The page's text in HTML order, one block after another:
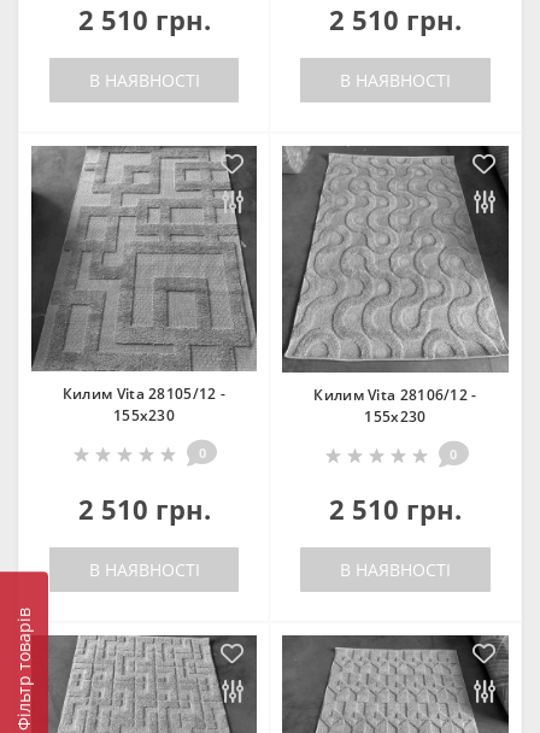
Фільтр товарів
2 510 грн.
В НАЯВНОСТІ
2 510 грн.
В НАЯВНОСТІ
Килим Vita 28105/12 -
155х230
0
2 510 грн.
В НАЯВНОСТІ
Килим Vita 28106/12 -
155х230
0
2 510 грн.
В НАЯВНОСТІ